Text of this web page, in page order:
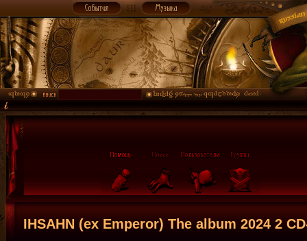
IHSAHN (ex Emperor) The album 2024 2